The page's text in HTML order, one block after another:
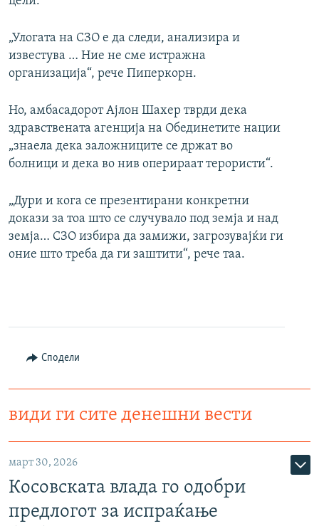
„Улогата на СЗО е да следи, анализира и
известува … Ние не сме истражна
организација“, рече Пиперкорн.
Но, амбасадорот Ајлон Шахер тврди дека
здравствената агенција на Обединетите нации
„знаела дека заложниците се држат во
болници и дека во нив оперираат терористи“.
„Дури и кога се презентирани конкретни
докази за тоа што се случувало под земја и над
земја… СЗО избира да замижи, загрозувајќи ги
оние што треба да ги заштити“, рече таа.
Сподели
види ги сите денешни вести
март 30, 2026
Косовската влада го одобри
предлогот за испраќање